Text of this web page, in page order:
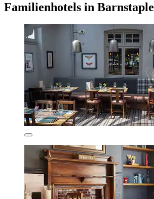
Familienhotels in Barnstaple